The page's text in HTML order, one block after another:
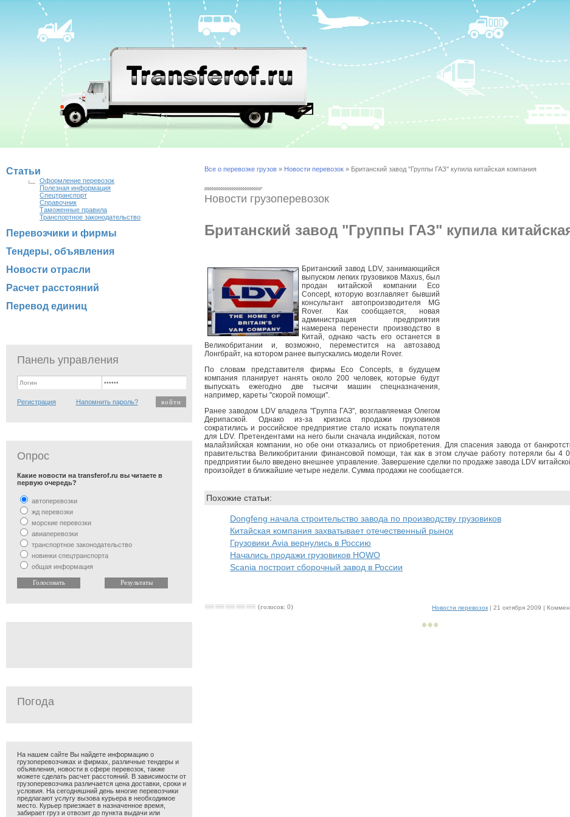
Статьи
Оформление перевозок
Полезная информация
Спецтранспорт
Справочник
Таможенные правила
Транспортное законодательство
Перевозчики и фирмы
Тендеры, объявления
Новости отрасли
Расчет расстояний
Перевод единиц
Панель управления
Регистрация Напомнить пароль?
Опрос
Какие новости на transferof.ru вы читаете в
первую очередь?
автоперевозки
жд перевозки
морские перевозки
авиаперевозки
транспортное законодательство
новинки спецтранспорта
общая информация
Погода
На нашем сайте Вы найдете информацию о
грузоперевозчиках и фирмах, различные тендеры и
объявления, новости в сфере перевозок, также
можете сделать расчет расстояний. В зависимости от
грузоперевозчика различается цена доставки, сроки и
условия. На сегодняшний день многие перевозчики
предлагают услугу вызова курьера в необходимое
место. Курьер приезжает в назначенное время,
забирает груз и отвозит до пункта выдачи или
Все о перевозке грузов » Новости перевозок » Британский завод "Группы ГАЗ" купила китайская компания
Новости грузоперевозок
Британский завод "Группы ГАЗ" купила
Британский завод LDV, занимающийся
выпуском легких грузовиков Maxus, был
продан китайской компании Eco
Concept, которую возглавляет бывший
консультант автопроизводителя MG
Rover. Как сообщается, новая
администрация предприятия
намерена перенести производство в
Китай, однако часть его останется в
Великобритании и, возможно, переместится на автозавод
Лонгбрайт, на котором ранее выпускались модели Rover.
По словам представителя фирмы Eco Concepts, в будущем
компания планирует нанять около 200 человек, которые будут
выпускать ежегодно две тысячи машин спецназначения,
например, кареты "скорой помощи".
Ранее заводом LDV владела "Группа ГАЗ", возглавляемая Олегом
Дерипаской. Однако из-за кризиса продажи грузовиков
сократились и российское предприятие стало искать покупателя
для LDV. Претендентами на него были сначала индийская, потом
малайзийская компании, но обе они отказались от приобретения. Для спасения завода от
правительства Великобритании финансовой помощи, так как в этом случае работу потеряли бы 4
предприятии было введено внешнее управление. Завершение сделки по продаже завода LDV
произойдет в ближайшие четыре недели. Сумма продажи не сообщается.
Похожие статьи:
Dongfeng начала строительство завода по производству грузовиков
Китайская компания захватывает отечественный рынок
Грузовики Avia вернулись в Россию
Начались продажи грузовиков HOWO
Scania построит сборочный завод в России
(голосов: 0) Новости перевозок | 21 октября 2009 |